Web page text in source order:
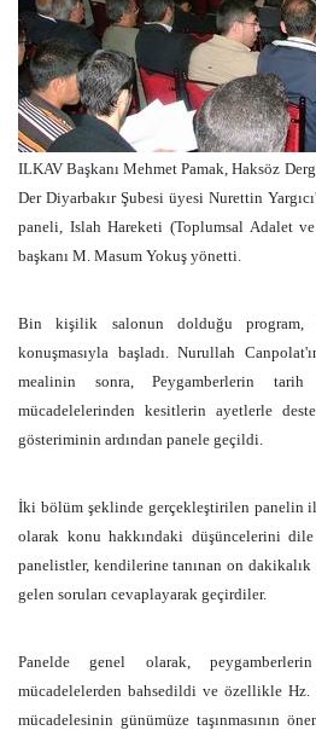
ILKAV Başkanı Mehmet Pamak, Haksöz
Der Diyarbakır Şubesi üyesi Nurettin
paneli, Islah Hareketi (Toplumsal Adalet
başkanı M. Masum Yokuş yönetti.
Bin kişilik salonun dolduğu program,
konuşmasıyla başladı. Nurullah
mealinin sonra, Peygamberlerin
mücadelelerinden kesitlerin ayetlerle
gösteriminin ardından panele geçildi.
İki bölüm şeklinde gerçekleştirilen panelin
olarak konu hakkındaki düşüncelerini
panelistler, kendilerine tanınan on
gelen soruları cevaplayarak geçirdiler.
Panelde genel olarak,
mücadelelerden bahsedildi ve özellikle
mücadelesinin günümüze taşınmasının